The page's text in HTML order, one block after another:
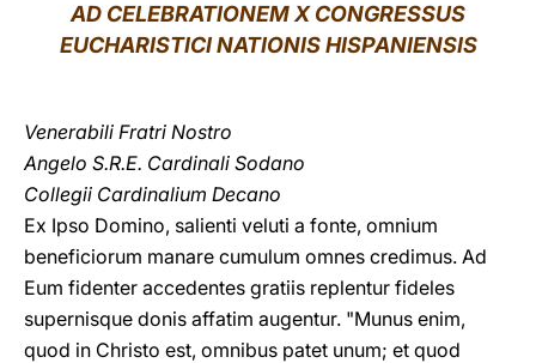
AD CELEBRATIONEM X CONGRESSUS
EUCHARISTICI NATIONIS HISPANIENSIS
Venerabili Fratri Nostro
Angelo S.R.E. Cardinali Sodano
Collegii Cardinalium Decano
Ex Ipso Domino, salienti veluti a fonte, omnium
beneficiorum manare cumulum omnes credimus. Ad
Eum fidenter accedentes gratiis replentur fideles
supernisque donis affatim augentur. "Munus enim,
quod in Christo est, omnibus patet unum; et quod